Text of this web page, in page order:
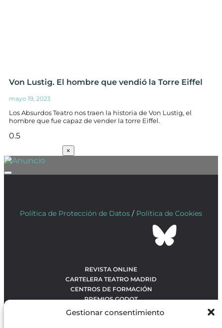
Gestionar consentimiento
Von Lustig. El hombre que vendió la Torre Eiffel
mayo 19, 2023
Los Absurdos Teatro nos traen la historia de Von Lustig, el
hombre que fue capaz de vender la torre Eiffel.
×
Política de Protección de Datos / Política de Cookies
REVISTA ONLINE
CARTELERA TEATRO MADRID
CENTROS DE FORMACIÓN
PREMIOS GODOT